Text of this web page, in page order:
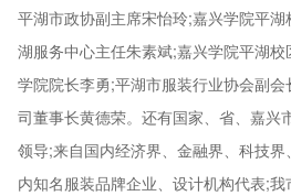
平湖市政协副主席宋怡玲;嘉兴学院平
湖服务中心主任朱素斌;嘉兴学院平湖
学院院长李勇;平湖市服装行业协会副
司董事长黄德荣。还有国家、省、嘉兴
领导;来自国内经济界、金融界、科技
内知名服装品牌企业、设计机构代表;